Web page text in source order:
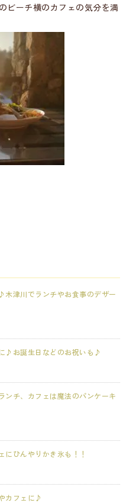
ビーチ横のカフェの気分を満
津川でランチやお食事のデザー
♪お誕生日などのお祝いも♪
チ、カフェは魔法のパンケーキ
にひんやりかき氷も！！
カフェに♪